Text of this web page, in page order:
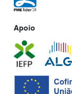
Apoio